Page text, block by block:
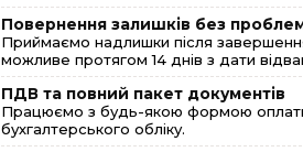
Повернення залишків без
Приймаємо надлишки після
можливе протягом 14 днів з дати
ПДВ та повний пакет документів
Працюємо з будь-якою формою
бухгалтерського обліку.